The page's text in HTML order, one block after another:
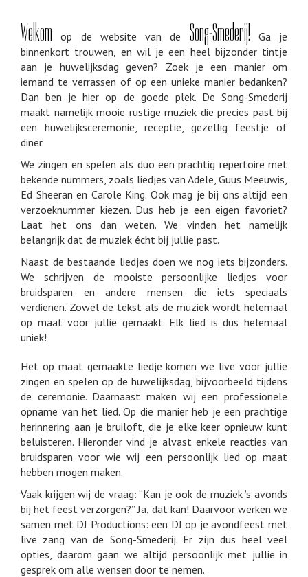
muzikale
herinnering
Welkomop de website van deSong-Smederij!Ga je
binnenkort trouwen, en wil je een heel bijzonder tintje
aan je huwelijksdag geven? Zoek je een manier om
iemand te verrassen of op een unieke manier bedanken?
Dan ben je hier op de goede plek. De Song-Smederij
maakt namelijk mooie rustige muziek die precies past bij
diner.
We zingen en spelen als duo een prachtig repertoire met
bekende nummers, zoals liedjes van Adele, Guus Meeuwis,
Ed Sheeran en Carole King. Ook mag je bij ons altijd een
verzoeknummer kiezen. Dus heb je een eigen favoriet?
belangrijk dat de muziek écht bij jullie past.
Naast de bestaande liedjes doen we nog iets bijzonders.
We schrijven de mooiste persoonlijke liedjes voor
bruidsparen en andere mensen die iets speciaals
verdienen. Zowel de tekst als de muziek wordt helemaal
op maat voor jullie gemaakt. Elk lied is dus helemaal
uniek!
Het op maat gemaakte liedje komen we live voor jullie
zingen en spelen op de huwelijksdag, bijvoorbeeld tijdens
de ceremonie. Daarnaast maken wij een professionele
opname van het lied. Op die manier heb je een prachtige
herinnering aan je bruiloft, die je elke keer opnieuw kunt
beluisteren. Hieronder vind je alvast enkele reacties van